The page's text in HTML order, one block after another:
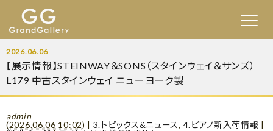
2026.06.06
【展示情報】STEINWAY＆SONS（スタインウェイ＆サンズ）
L179 中古スタインウェイ ニューヨーク製
admin
(2026.06.06 10:02) | 3.トピックス&ニュース, 4.ピアノ新入荷情報 |